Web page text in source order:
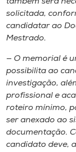
solicitada,
candidatar ao
Mestrado.
— O memorial é
possibilita ao
investigação,
profissional e
roteiro mínimo,
ser anexado ao
documentação.
candidato deve,